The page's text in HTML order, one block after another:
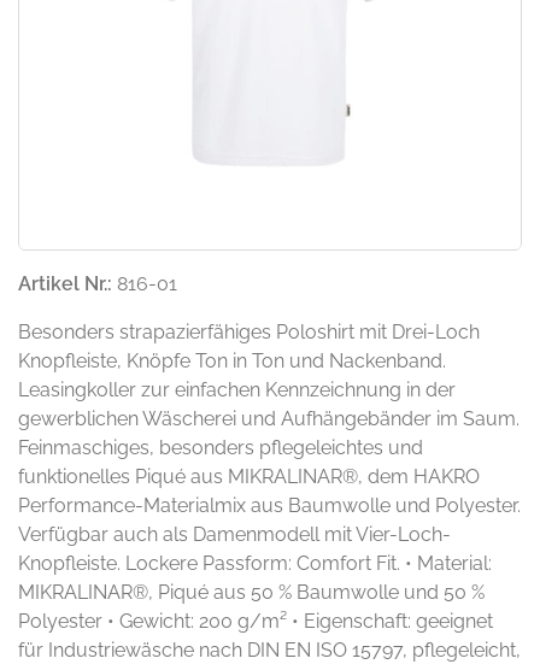
Artikel Nr.: 816-01
Besonders strapazierfähiges Poloshirt mit Drei-Loch
Knopfleiste, Knöpfe Ton in Ton und Nackenband.
Leasingkoller zur einfachen Kennzeichnung in der
gewerblichen Wäscherei und Aufhängebänder im Saum.
Feinmaschiges, besonders pflegeleichtes und
funktionelles Piqué aus MIKRALINAR®, dem HAKRO
Performance-Materialmix aus Baumwolle und Polyester.
Verfügbar auch als Damenmodell mit Vier-Loch-
Knopfleiste. Lockere Passform: Comfort Fit. • Material:
MIKRALINAR®, Piqué aus 50 % Baumwolle und 50 %
Polyester • Gewicht: 200 g/m² • Eigenschaft: geeignet
für Industriewäsche nach DIN EN ISO 15797, pflegeleicht,